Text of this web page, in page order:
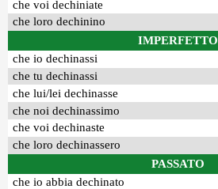
che voi dechiniate
che loro dechinino
IMPERFETTO
che io dechinassi
che tu dechinassi
che lui/lei dechinasse
che noi dechinassimo
che voi dechinaste
che loro dechinassero
PASSATO
che io abbia dechinato